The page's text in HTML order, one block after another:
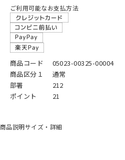
ご利用可能なお支払方法
商品コード
05023-00325-00004
商品区分１
通常
部署
212
ポイント
21
商品説明サイズ・詳細